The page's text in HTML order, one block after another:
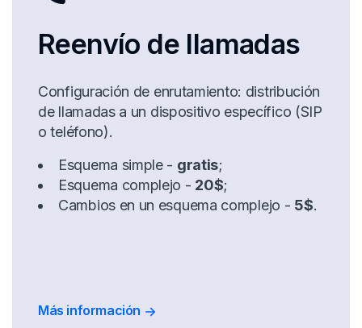
Reenvío de llamadas
Configuración de enrutamiento: distribución
de llamadas a un dispositivo específico (SIP
o teléfono).
Esquema simple - gratis;
Esquema complejo - 20$;
Cambios en un esquema complejo - 5$.
Más información